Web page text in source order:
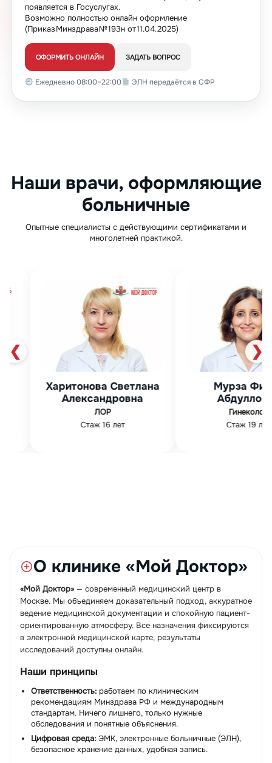
появляется в Госуслугах.
Возможно полностью онлайн оформление
(Приказ Минздрава № 193н от 11.04.2025)
ОФОРМИТЬ ОНЛАЙН ЗАДАТЬ ВОПРОС
Ежедневно 08:00–22:00 ЭЛН передаётся в СФР
Наши врачи, оформляющие
больничные
Опытные специалисты с действующими сертификатами и
многолетней практикой.
❮
Харитонова Светлана
Александровна
ЛОР
Стаж 16 лет
Мурза
Гинеколог
Стаж 19 лет
❯
О клинике «Мой Доктор»
«Мой Доктор» — современный медицинский центр в
Москве. Мы объединяем доказательный подход, аккуратное
ведение медицинской документации и спокойную пациент-
ориентированную атмосферу. Все назначения фиксируются
в электронной медицинской карте, результаты
исследований доступны онлайн.
Наши принципы
Ответственность: работаем по клиническим
рекомендациям Минздрава РФ и международным
стандартам. Ничего лишнего, только нужные
обследования и понятные объяснения.
Цифровая среда: ЭМК, электронные больничные (ЭЛН),
безопасное хранение данных, удобная запись.